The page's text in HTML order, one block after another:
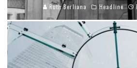
Ruth Berliana Headline